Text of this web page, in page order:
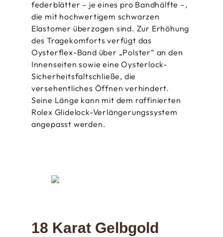
federblätter – je eines pro Bandhälfte –,
die mit hoch­wertigem schwarzen
Elastomer überzogen sind. Zur Erhöhung
des Trage­komforts verfügt das
Oysterflex-Band über „Polster“ an den
Innen­seiten sowie eine Oysterlock-
Sicherheits­faltschließe, die
versehentliches Öffnen verhindert.
Seine Länge kann mit dem raffinierten
Rolex Glidelock-Verlängerungssystem
angepasst werden.
18 Karat Gelbgold